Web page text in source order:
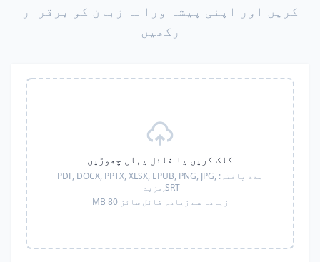
کریں اور اپنی پیشہ ورانہ زبان کو برقرار
رکھیں
کلک کریں یا فائل یہاں چھوڑیں
مدد یافتہ: PDF, DOCX, PPTX, XLSX, EPUB, PNG, JPG,
SRT, مزید
زیادہ سے زیادہ فائل سائز 80 MB